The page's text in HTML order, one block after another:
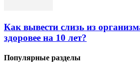
Как вывести слизь из
здоровее на 10 лет?
Популярные разделы